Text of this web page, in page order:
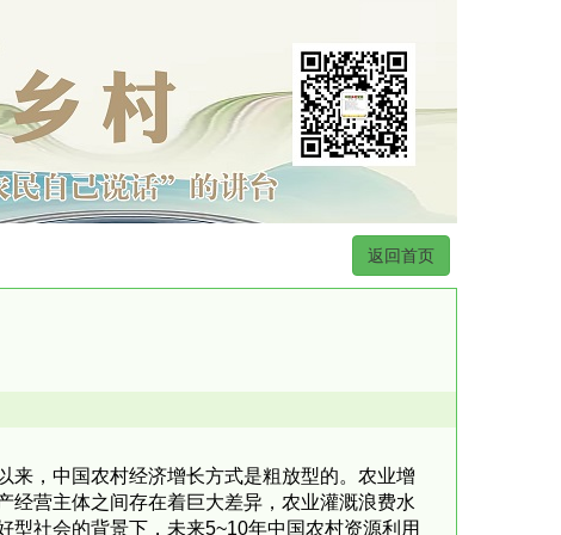
返回首页
，中国农村经济增长方式是粗放型的。农业增
经营主体之间存在着巨大差异，农业灌溉浪费水
社会的背景下，未来5~10年中国农村资源利用